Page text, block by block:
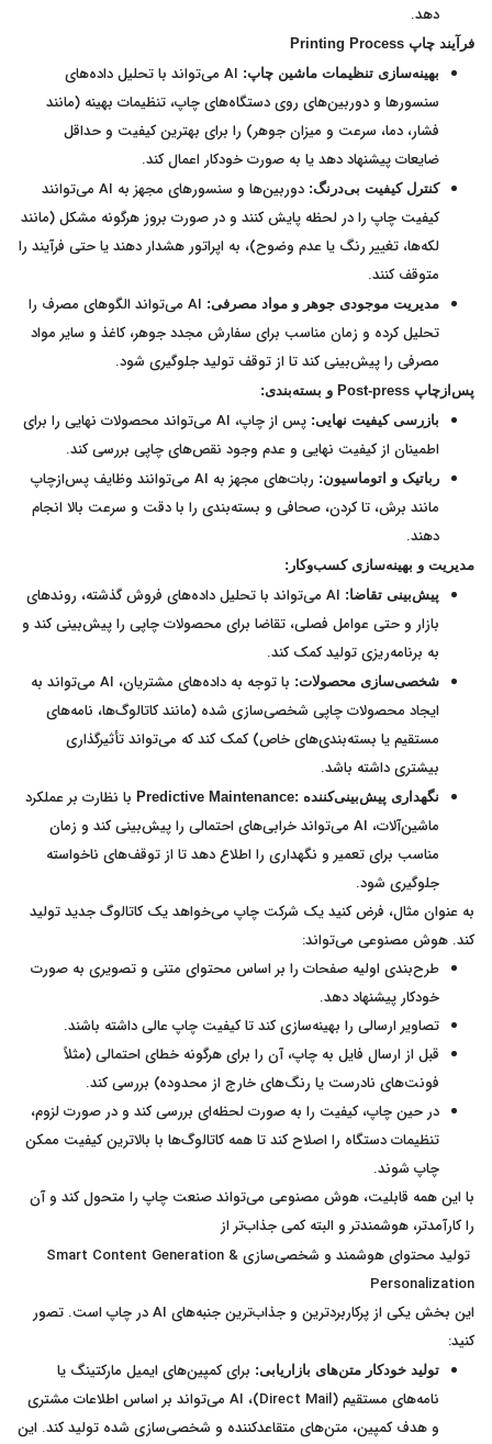
دهد.
فرآیند چاپ Printing Process
بهینه‌سازی تنظیمات ماشین چاپ:
AI می‌تواند با تحلیل داده‌های
سنسورها و دوربین‌های روی دستگاه‌های چاپ، تنظیمات بهینه (مانند
فشار، دما، سرعت و میزان جوهر) را برای بهترین کیفیت و حداقل
ضایعات پیشنهاد دهد یا به صورت خودکار اعمال کند.
کنترل کیفیت بی‌درنگ:
دوربین‌ها و سنسورهای مجهز به AI می‌توانند
کیفیت چاپ را در لحظه پایش کنند و در صورت بروز هرگونه مشکل (مانند
لکه‌ها، تغییر رنگ یا عدم وضوح)، به اپراتور هشدار دهند یا حتی فرآیند را
متوقف کنند.
مدیریت موجودی جوهر و مواد مصرفی:
AI می‌تواند الگوهای مصرف را
تحلیل کرده و زمان مناسب برای سفارش مجدد جوهر، کاغذ و سایر مواد
مصرفی را پیش‌بینی کند تا از توقف تولید جلوگیری شود.
پس‌ازچاپ Post-press و بسته‌بندی:
بازرسی کیفیت نهایی:
پس از چاپ، AI می‌تواند محصولات نهایی را برای
اطمینان از کیفیت نهایی و عدم وجود نقص‌های چاپی بررسی کند.
رباتیک و اتوماسیون:
ربات‌های مجهز به AI می‌توانند وظایف پس‌ازچاپ
مانند برش، تا کردن، صحافی و بسته‌بندی را با دقت و سرعت بالا انجام
دهند.
مدیریت و بهینه‌سازی کسب‌وکار:
پیش‌بینی تقاضا:
AI می‌تواند با تحلیل داده‌های فروش گذشته، روندهای
بازار و حتی عوامل فصلی، تقاضا برای محصولات چاپی را پیش‌بینی کند و
به برنامه‌ریزی تولید کمک کند.
شخصی‌سازی محصولات:
با توجه به داده‌های مشتریان، AI می‌تواند به
ایجاد محصولات چاپی شخصی‌سازی شده (مانند کاتالوگ‌ها، نامه‌های
مستقیم یا بسته‌بندی‌های خاص) کمک کند که می‌تواند تأثیرگذاری
بیشتری داشته باشد.
نگهداری پیش‌بینی‌کننده :Predictive Maintenance
با نظارت بر عملکرد
ماشین‌آلات، AI می‌تواند خرابی‌های احتمالی را پیش‌بینی کند و زمان
مناسب برای تعمیر و نگهداری را اطلاع دهد تا از توقف‌های ناخواسته
جلوگیری شود.
به عنوان مثال، فرض کنید یک شرکت چاپ می‌خواهد یک کاتالوگ جدید تولید
کند. هوش مصنوعی می‌تواند:
طرح‌بندی اولیه صفحات را بر اساس محتوای متنی و تصویری به صورت
خودکار پیشنهاد دهد.
تصاویر ارسالی را بهینه‌سازی کند تا کیفیت چاپ عالی داشته باشند.
قبل از ارسال فایل به چاپ، آن را برای هرگونه خطای احتمالی (مثلاً
فونت‌های نادرست یا رنگ‌های خارج از محدوده) بررسی کند.
در حین چاپ، کیفیت را به صورت لحظه‌ای بررسی کند و در صورت لزوم،
تنظیمات دستگاه را اصلاح کند تا همه کاتالوگ‌ها با بالاترین کیفیت ممکن
چاپ شوند.
با این همه قابلیت، هوش مصنوعی می‌تواند صنعت چاپ را متحول کند و آن
را کارآمدتر، هوشمندتر و البته کمی جذاب‌تر از
تولید محتوای هوشمند و شخصی‌سازی Smart Content Generation &
Personalization
این بخش یکی از پرکاربردترین و جذاب‌ترین جنبه‌های AI در چاپ است. تصور
کنید:
تولید خودکار متن‌های بازاریابی: برای کمپین‌های ایمیل مارکتینگ یا
نامه‌های مستقیم (Direct Mail)، AI می‌تواند بر اساس اطلاعات مشتری
و هدف کمپین، متن‌های متقاعدکننده و شخصی‌سازی شده تولید کند. این